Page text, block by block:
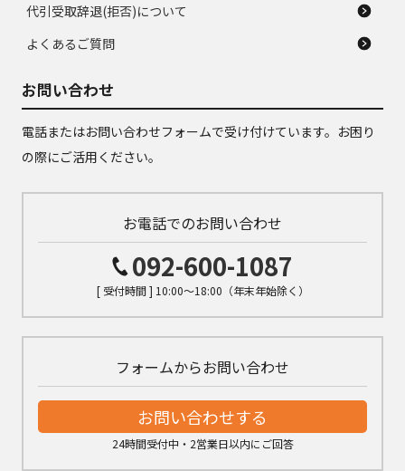
代引受取辞退(拒否)について
よくあるご質問
お問い合わせ
電話またはお問い合わせフォームで受け付けています。お困り
の際にご活用ください。
お電話でのお問い合わせ
092-600-1087
[ 受付時間 ] 10:00～18:00（年末年始除く）
フォームからお問い合わせ
お問い合わせする
24時間受付中・2営業日以内にご回答